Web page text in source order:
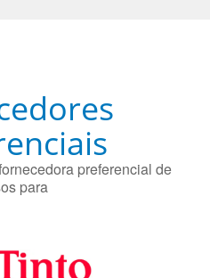
preferencial de
para